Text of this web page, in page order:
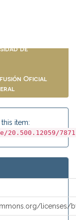
de
Oficial
item:
7871
licenses/